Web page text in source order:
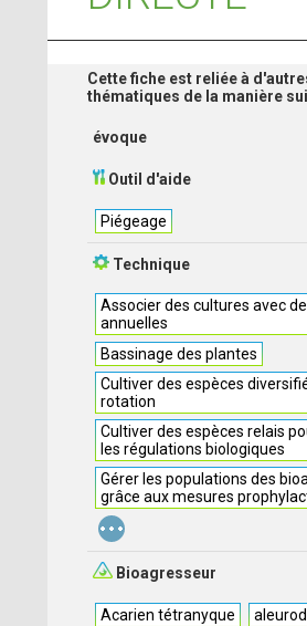
Cette fiche est reliée à
thématiques de la manière
évoque
Outil d'aide
Piégeage
Technique
Associer des cultures avec
annuelles
Bassinage des plantes
Cultiver des espèces
rotation
Cultiver des espèces relais
les régulations biologiques
Gérer les populations des
grâce aux mesures
...
Bioagresseur
Acarien tétranyque